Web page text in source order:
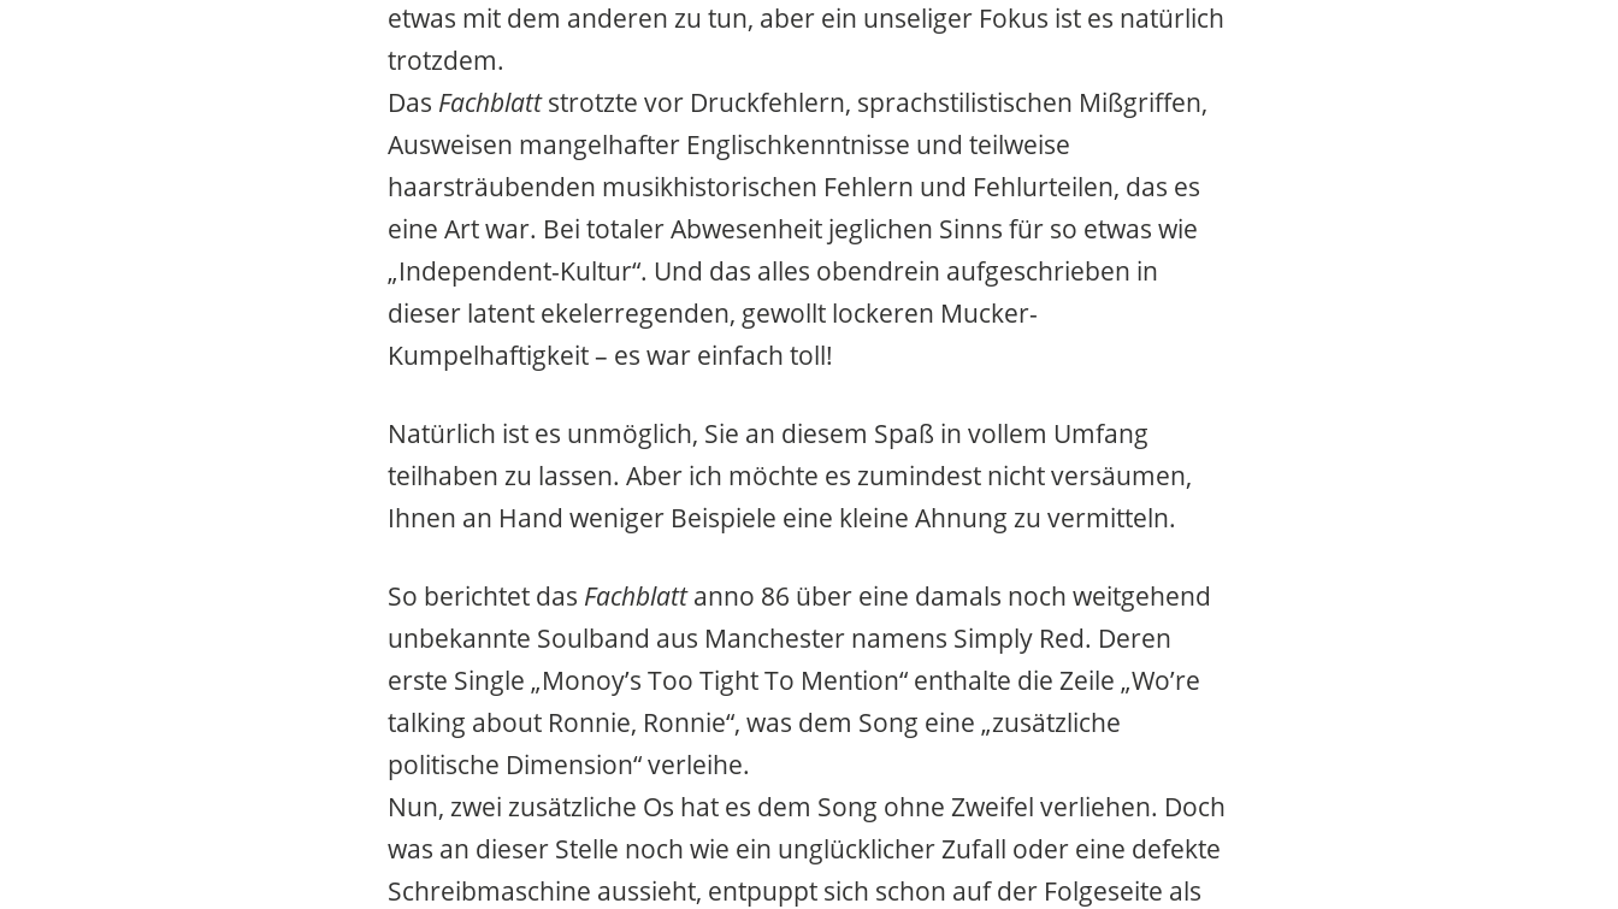
etwas mit dem anderen zu tun, aber ein unseliger Fokus ist es natürlich
trotzdem.
Das Fachblattstrotzte vor Druckfehlern, sprachstilistischen Mißgriffen,
Ausweisen mangelhafter Englischkenntnisse und teilweise
haarsträubenden musikhistorischen Fehlern und Fehlurteilen, das es
eine Art war. Bei totaler Abwesenheit jeglichen Sinns für so etwas wie
„Independent-Kultur“. Und das alles obendrein aufgeschrieben in
dieser latent ekelerregenden, gewollt lockeren Mucker-
Kumpelhaftigkeit – es war einfach toll!
Natürlich ist es unmöglich, Sie an diesem Spaß in vollem Umfang
teilhaben zu lassen. Aber ich möchte es zumindest nicht versäumen,
Ihnen an Hand weniger Beispiele eine kleine Ahnung zu vermitteln.
So berichtet das Fachblattanno 86 über eine damals noch weitgehend
unbekannte Soulband aus Manchester namens Simply Red. Deren
erste Single „Monoy’s Too Tight To Mention“ enthalte die Zeile „Wo’re
talking about Ronnie, Ronnie“, was dem Song eine „zusätzliche
politische Dimension“ verleihe.
Nun, zwei zusätzliche Os hat es dem Song ohne Zweifel verliehen. Doch
was an dieser Stelle noch wie ein unglücklicher Zufall oder eine defekte
Schreibmaschine aussieht, entpuppt sich schon auf der Folgeseite als